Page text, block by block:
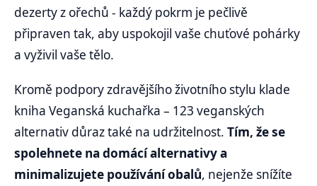
dezerty z ořechů - každý pokrm je pečlivě
připraven tak, aby uspokojil vaše chuťové pohárky
a vyživil vaše tělo.
Kromě podpory zdravějšího životního stylu klade
kniha Veganská kuchařka – 123 veganských
alternativ důraz také na udržitelnost. Tím, že se
spolehnete na domácí alternativy a
minimalizujete používání obalů, nejenže snížíte